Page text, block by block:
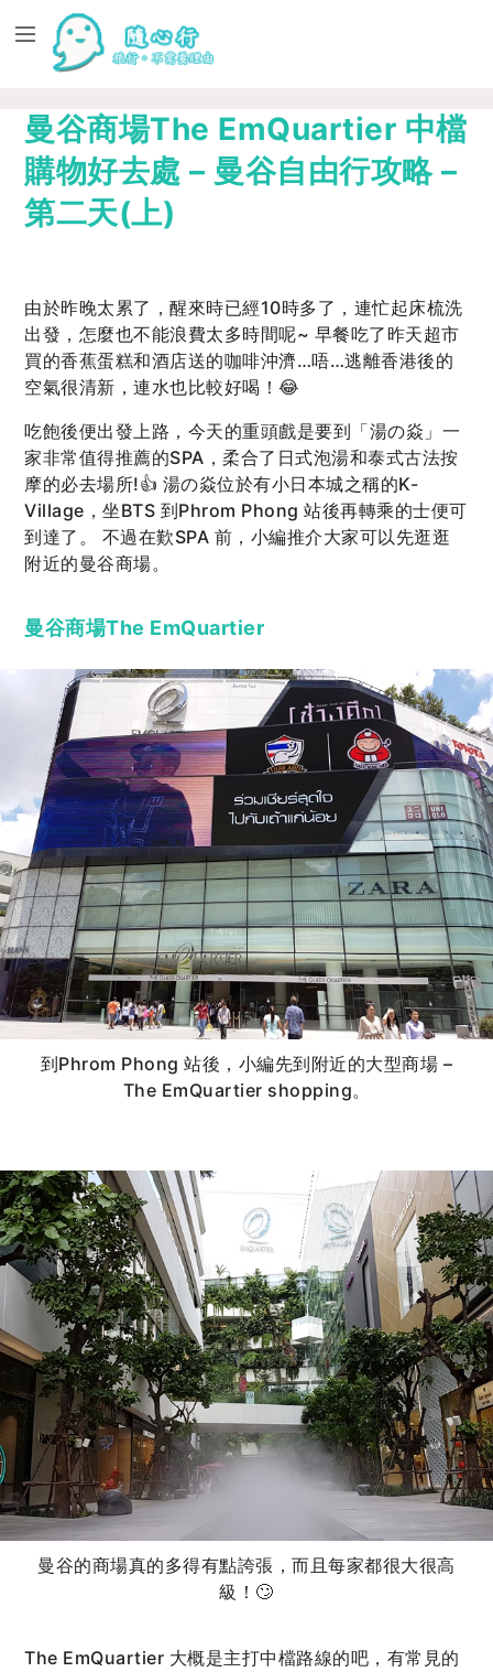
曼谷商場The EmQuartier 中檔
購物好去處 – 曼谷自由行攻略 –
第二天(上)
由於昨晚太累了，醒來時已經10時多了，連忙起床梳洗
出發，怎麼也不能浪費太多時間呢~ 早餐吃了昨天超市
買的香蕉蛋糕和酒店送的咖啡沖濟…唔…逃離香港後的
空氣很清新，連水也比較好喝！😂
吃飽後便出發上路，今天的重頭戲是要到「湯の焱」一
家非常值得推薦的SPA，柔合了日式泡湯和泰式古法按
摩的必去場所!👍 湯の焱位於有小日本城之稱的K-
Village，坐BTS 到Phrom Phong 站後再轉乘的士便可
到達了。 不過在歎SPA 前，小編推介大家可以先逛逛
附近的曼谷商場。
曼谷商場The EmQuartier
到Phrom Phong 站後，小編先到附近的大型商場 –
The EmQuartier shopping。
曼谷的商場真的多得有點誇張，而且每家都很大很高
級！🙄
The EmQuartier 大概是主打中檔路線的吧，有常見的